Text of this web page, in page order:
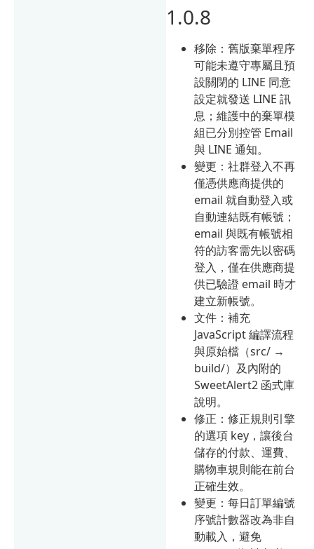
1.0.8
移除：舊版棄單程序
可能未遵守專屬且預
設關閉的 LINE 同意
設定就發送 LINE 訊
息；維護中的棄單模
組已分別控管 Email
與 LINE 通知。
變更：社群登入不再
僅憑供應商提供的
email 就自動登入或
自動連結既有帳號；
email 與既有帳號相
符的訪客需先以密碼
登入，僅在供應商提
供已驗證 email 時才
建立新帳號。
文件：補充
JavaScript 編譯流程
與原始檔（src/ →
build/）及內附的
SweetAlert2 函式庫
說明。
修正：修正規則引擎
的選項 key，讓後台
儲存的付款、運費、
購物車規則能在前台
正確生效。
變更：每日訂單編號
序號計數器改為非自
動載入，避免